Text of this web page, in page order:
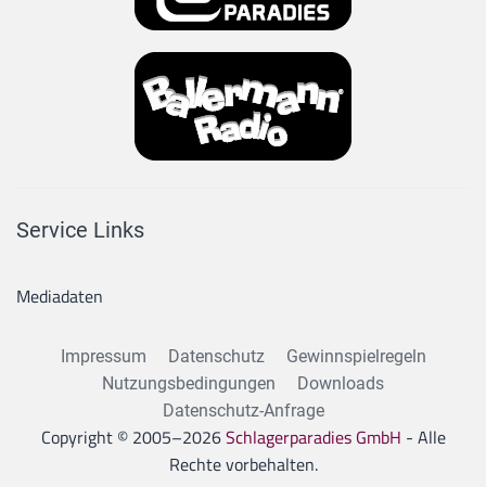
Service Links
Mediadaten
Impressum Datenschutz
Gewinnspielregeln
Nutzungsbedingungen
Downloads
Datenschutz-Anfrage
Copyright © 2005–2026Schlagerparadies GmbH - Alle
Rechte vorbehalten.